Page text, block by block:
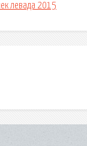
левада 2015